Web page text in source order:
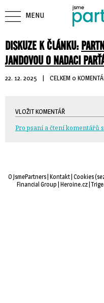
DISKUZE K ČLÁNKU:
JANDOVOU O NADACI
22. 12. 2025 | CELKEM 0
VLOŽIT KOMENTÁŘ
Pro psaní a čtení komentářů
MENU
O JsmePartners| Kontakt| Cookies(
Financial Group | Heroine.cz|